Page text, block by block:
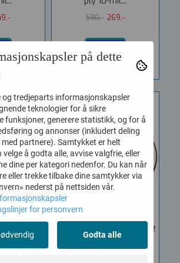
590,- 269,-
-69%
Remo PS-0315 Pinstripe
Clear ...
på dette
og tredjeparts informasjonskapsler
teknologier for å sikre
funksjoner, generere statistikk, og for å
og annonser (inkludert deling
partnere). Samtykket er helt
velge å godta alle, avvise valgfrie, eller
dine per kategori nedenfor. Du kan når
eller trekke tilbake dine samtykker via
nederst på nettsiden vår.
for personvern
Godta alle